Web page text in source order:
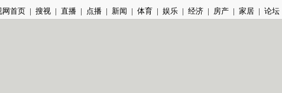
网首页 | 搜视 | 直播 | 点播 | 新闻 | 体育 | 娱乐 | 经济 | 房产 | 家居 | 论坛